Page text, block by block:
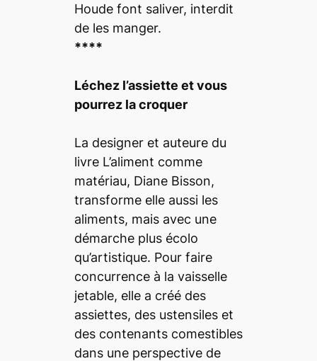
Houde font saliver, interdit
de les manger.
****
Léchez l’assiette et vous
pourrez la croquer
La designer et auteure du
livre L’aliment comme
matériau, Diane Bisson,
transforme elle aussi les
aliments, mais avec une
démarche plus écolo
qu’artistique. Pour faire
concurrence à la vaisselle
jetable, elle a créé des
assiettes, des ustensiles et
des contenants comestibles
dans une perspective de